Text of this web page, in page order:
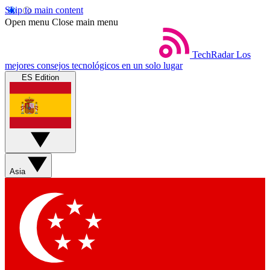
Skip to main content
Open menu Close main menu
TechRadar Los
mejores consejos tecnológicos en un solo lugar
ES Edition
Asia